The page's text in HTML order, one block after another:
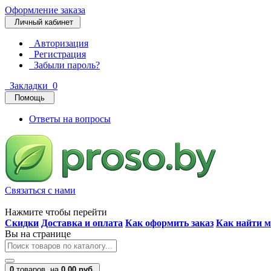
Оформление заказа
Личный кабинет
Авторизация
Регистрация
Забыли пароль?
Закладки 0
Помощь
Ответы на вопросы
Связаться с нами
Нажмите чтобы перейти
Скидки Доставка и оплата Как оформить заказ Как найти
Вы на странице